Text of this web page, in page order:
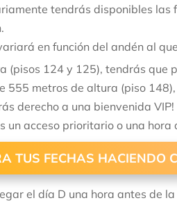
tendrás disponibles las
en función del andén al
(pisos 124 y 125), tendrás que
555 metros de altura (piso
derecho a una bienvenida VIP!
un acceso prioritario o una hora
TUS FECHAS HACIENDO
el día D una hora antes de